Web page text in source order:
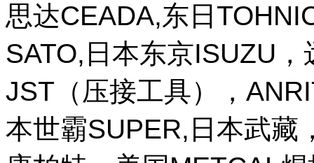
思达CEADA,东日
SATO,日本东京ISUZU
JST（压接工具），
本世霸SUPER,日本武藏